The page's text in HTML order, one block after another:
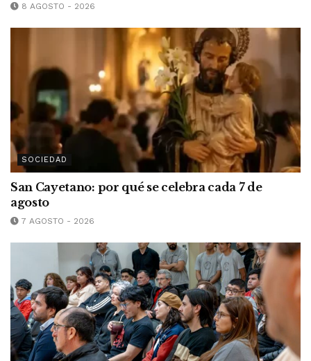
8 AGOSTO - 2026
SOCIEDAD
San Cayetano: por qué se celebra cada 7 de
agosto
7 AGOSTO - 2026